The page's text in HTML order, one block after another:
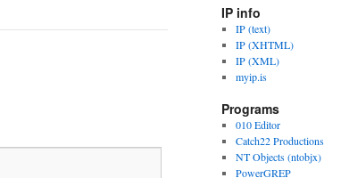
IP info
IP (text)
IP (XHTML)
IP (XML)
myip.is
Programs
010 Editor
Catch22 Productions
NT Objects (ntobjx)
PowerGREP